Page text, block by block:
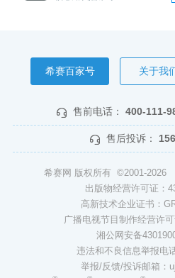
希赛百家号 关于我
售前电话： 400-111-
售后投诉：
希赛网 版权所有 ©2001-2026
出版物经营许可证：
高新技术企业证书：
广播电视节目制作经营许
湘公网安备
违法和不良信息举报电
举报/反馈/投诉邮箱：